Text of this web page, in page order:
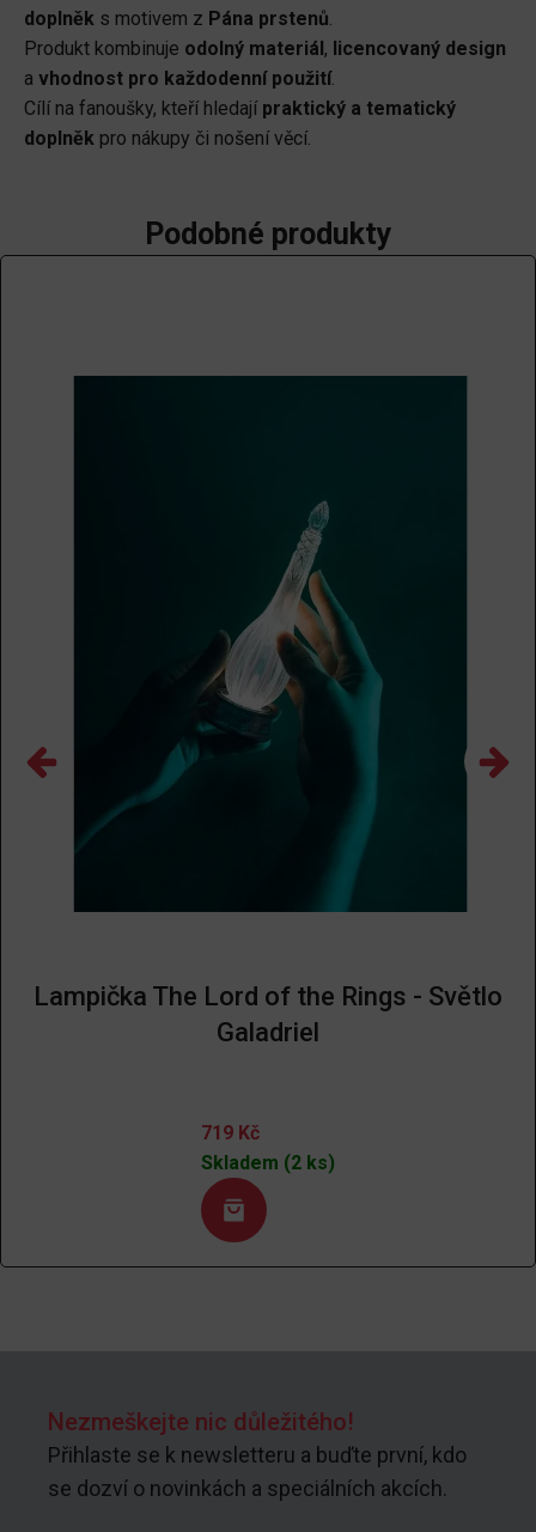
doplněk s motivem z Pána prstenů.
Produkt kombinuje odolný materiál , licencovaný design
a vhodnost pro každodenní použití.
Cílí na fanoušky, kteří hledají praktický a tematický
doplněk pro nákupy či nošení věcí.
Podobné produkty
Lampička The Lord of the Rings - Světlo
Galadriel
719 Kč
Skladem (2 ks)
Nezmeškejte nic důležitého!
Přihlaste se k newsletteru a buďte první, kdo
se dozví o novinkách a speciálních akcích.